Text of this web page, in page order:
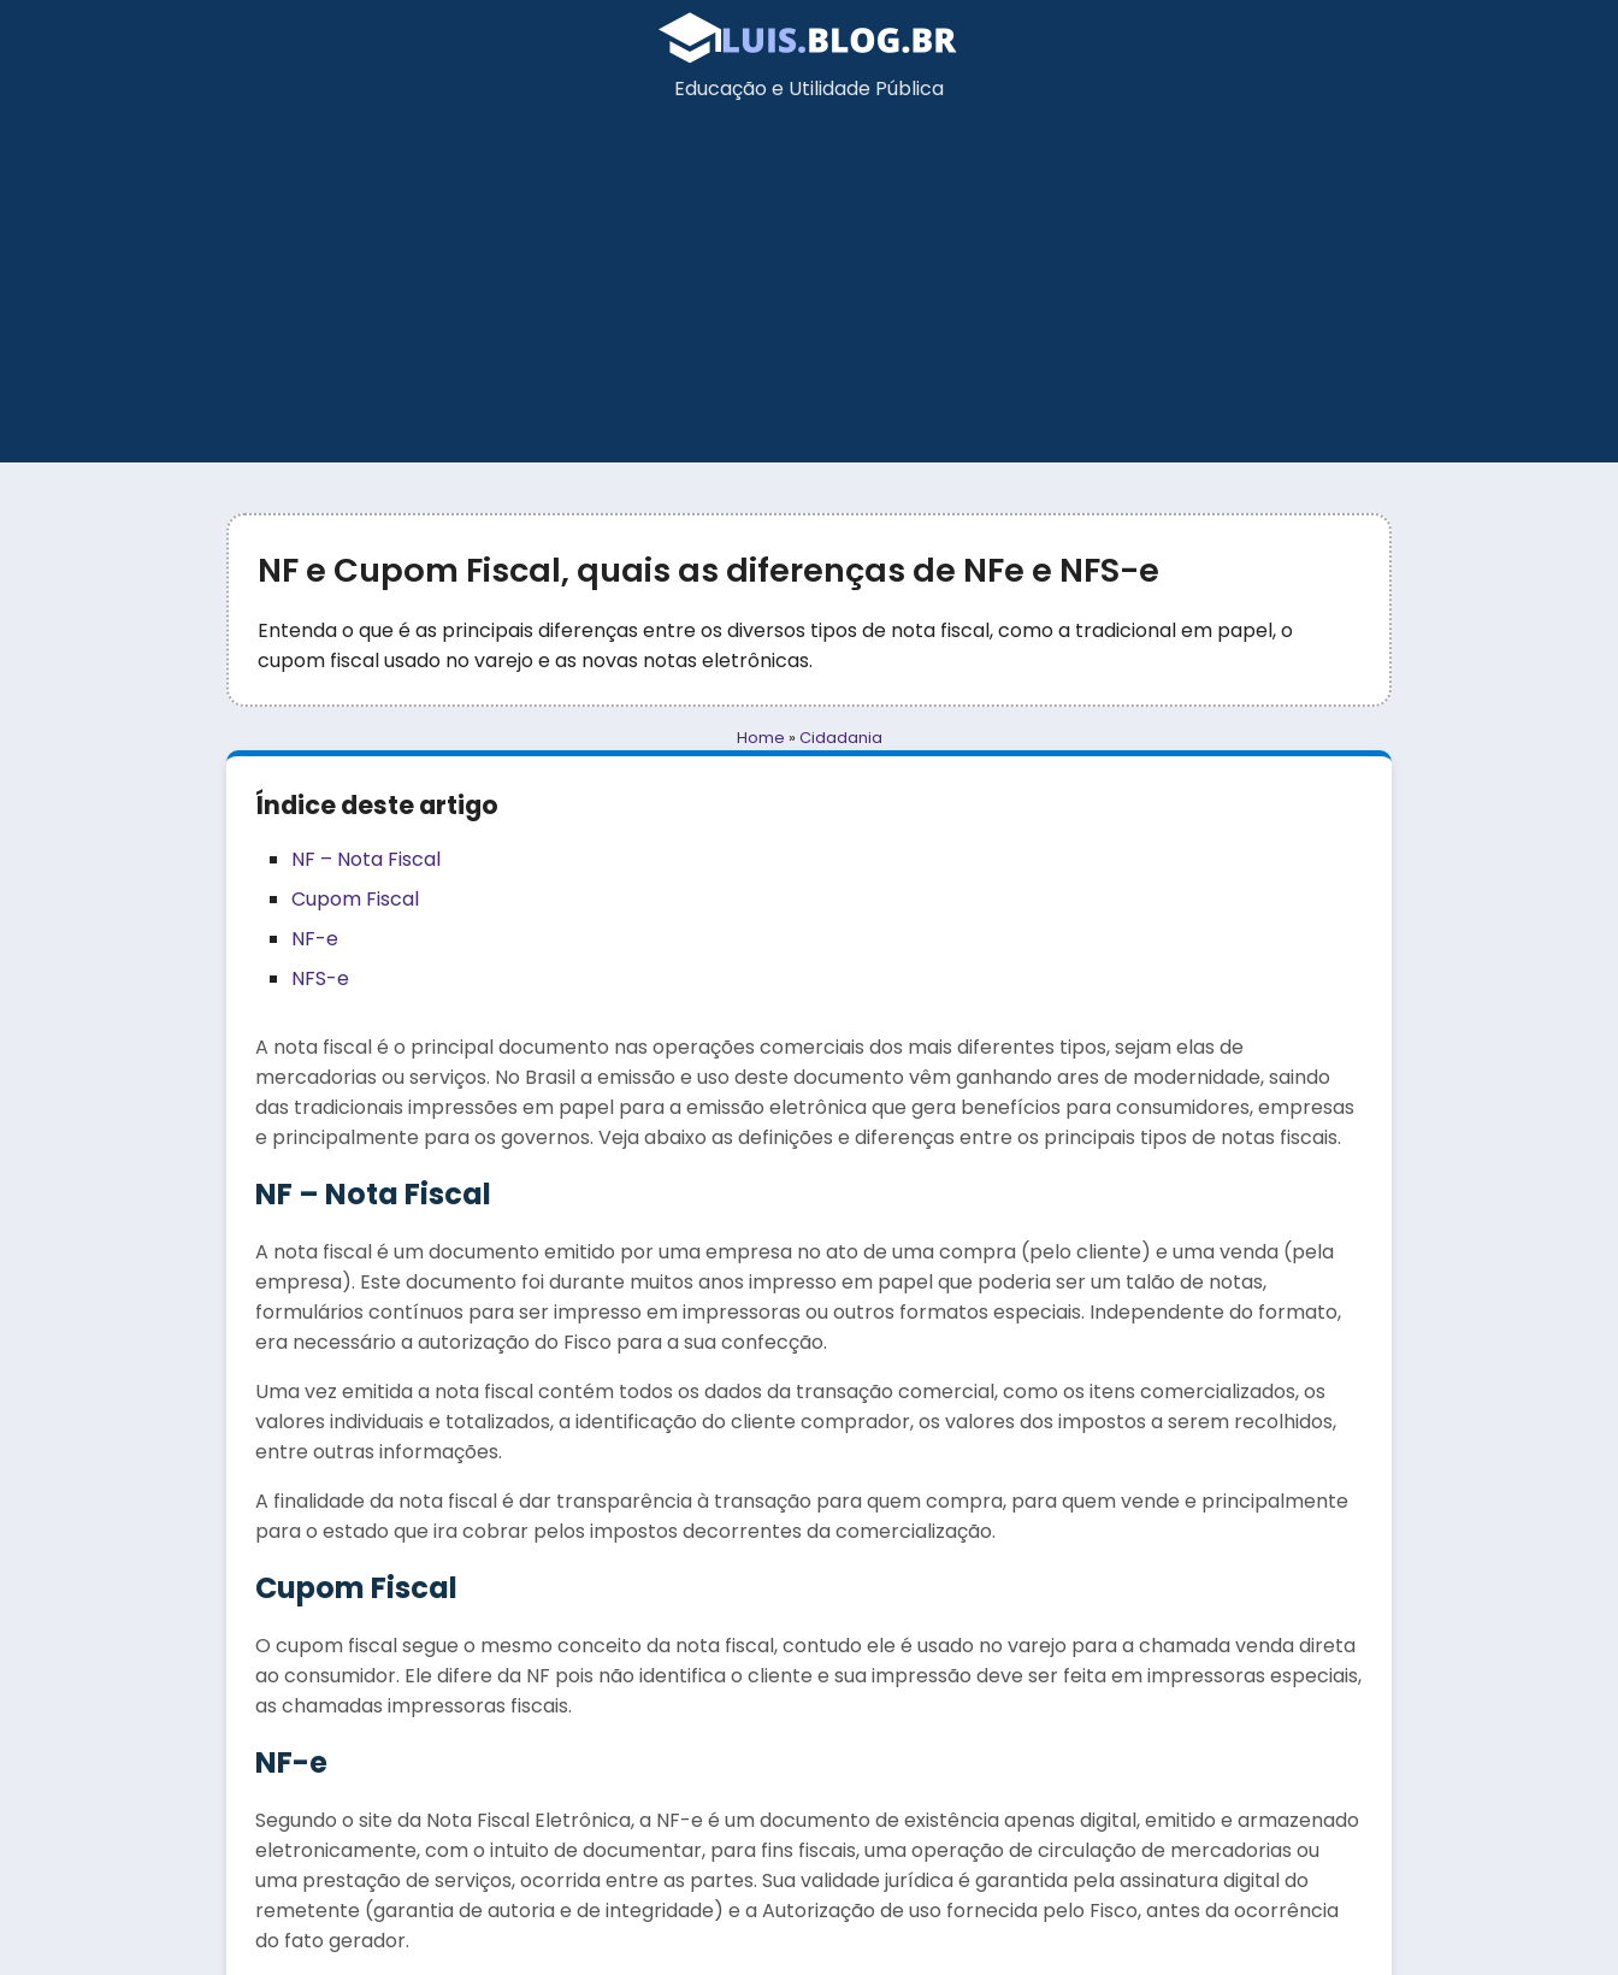
Educação e Utilidade Pública
NF e Cupom Fiscal, quais as diferenças de NFe e NFS-e
Entenda o que é as principais diferenças entre os diversos tipos de nota fiscal, como a tradicional em papel, o
cupom fiscal usado no varejo e as novas notas eletrônicas.
Home » Cidadania
Índice deste artigo
NF – Nota Fiscal
Cupom Fiscal
NF-e
NFS-e
A nota fiscal é o principal documento nas operações comerciais dos mais diferentes tipos, sejam elas de
mercadorias ou serviços. No Brasil a emissão e uso deste documento vêm ganhando ares de modernidade, saindo
das tradicionais impressões em papel para a emissão eletrônica que gera benefícios para consumidores, empresas
e principalmente para os governos. Veja abaixo as definições e diferenças entre os principais tipos de notas fiscais.
NF – Nota Fiscal
A nota fiscal é um documento emitido por uma empresa no ato de uma compra (pelo cliente) e uma venda (pela
empresa). Este documento foi durante muitos anos impresso em papel que poderia ser um talão de notas,
formulários contínuos para ser impresso em impressoras ou outros formatos especiais. Independente do formato,
era necessário a autorização do Fisco para a sua confecção.
Uma vez emitida a nota fiscal contém todos os dados da transação comercial, como os itens comercializados, os
valores individuais e totalizados, a identificação do cliente comprador, os valores dos impostos a serem recolhidos,
entre outras informações.
A finalidade da nota fiscal é dar transparência à transação para quem compra, para quem vende e principalmente
para o estado que ira cobrar pelos impostos decorrentes da comercialização.
Cupom Fiscal
O cupom fiscal segue o mesmo conceito da nota fiscal, contudo ele é usado no varejo para a chamada venda direta
ao consumidor. Ele difere da NF pois não identifica o cliente e sua impressão deve ser feita em impressoras especiais,
as chamadas impressoras fiscais.
NF-e
Segundo o site da Nota Fiscal Eletrônica, a NF-e é um documento de existência apenas digital, emitido e armazenado
eletronicamente, com o intuito de documentar, para fins fiscais, uma operação de circulação de mercadorias ou
uma prestação de serviços, ocorrida entre as partes. Sua validade jurídica é garantida pela assinatura digital do
remetente (garantia de autoria e de integridade) e a Autorização de uso fornecida pelo Fisco, antes da ocorrência
do fato gerador.